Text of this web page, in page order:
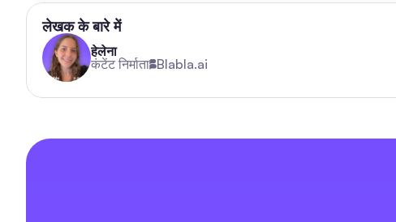
लेखक के बारे में
हेलेना
कंटेंट निर्माता Blabla.ai